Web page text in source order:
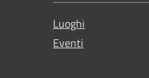
Luoghi
Eventi